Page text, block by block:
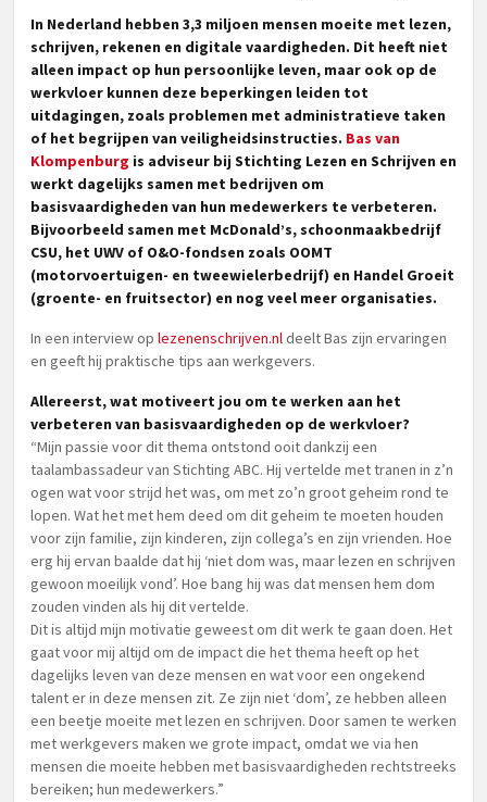
In Nederland hebben 3,3 miljoen mensen moeite met lezen,
schrijven, rekenen en digitale vaardigheden. Dit heeft niet
alleen impact op hun persoonlijke leven, maar ook op de
werkvloer kunnen deze beperkingen leiden tot
uitdagingen, zoals problemen met administratieve taken
of het begrijpen van veiligheidsinstructies. Bas van
Klompenburg is adviseur bij Stichting Lezen en Schrijven en
werkt dagelijks samen met bedrijven om
basisvaardigheden van hun medewerkers te verbeteren.
Bijvoorbeeld samen met McDonald’s, schoonmaakbedrijf
CSU, het UWV of O&O-fondsen zoals OOMT
(motorvoertuigen- en tweewielerbedrijf) en Handel Groeit
(groente- en fruitsector) en nog veel meer organisaties.
In een interview op lezenenschrijven.nldeelt Bas zijn ervaringen
en geeft hij praktische tips aan werkgevers.
Allereerst, wat motiveert jou om te werken aan het
verbeteren van basisvaardigheden op de werkvloer?
“Mijn passie voor dit thema ontstond ooit dankzij een
taalambassadeur van Stichting ABC. Hij vertelde met tranen in z’n
ogen wat voor strijd het was, om met zo’n groot geheim rond te
lopen. Wat het met hem deed om dit geheim te moeten houden
voor zijn familie, zijn kinderen, zijn collega’s en zijn vrienden. Hoe
erg hij ervan baalde dat hij ‘niet dom was, maar lezen en schrijven
gewoon moeilijk vond’. Hoe bang hij was dat mensen hem dom
zouden vinden als hij dit vertelde.
Dit is altijd mijn motivatie geweest om dit werk te gaan doen. Het
gaat voor mij altijd om de impact die het thema heeft op het
dagelijks leven van deze mensen en wat voor een ongekend
talent er in deze mensen zit. Ze zijn niet ‘dom’, ze hebben alleen
een beetje moeite met lezen en schrijven. Door samen te werken
met werkgevers maken we grote impact, omdat we via hen
mensen die moeite hebben met basisvaardigheden rechtstreeks
bereiken; hun medewerkers.”